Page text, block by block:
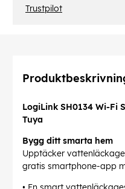
Trustpilot
LogiLink SH0134 Wi-Fi
Tuya
Bygg ditt smarta hem
Upptäcker
gratis smartphone-app